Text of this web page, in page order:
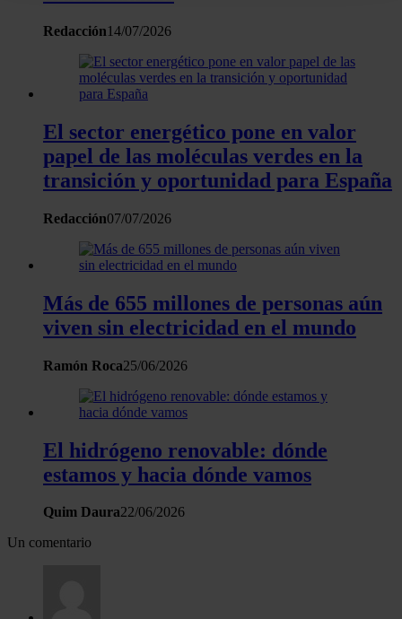
Obtenga más información sobre cómo se procesan sus
sección de datos. Puede cambiar o retirar su
consentimiento en cualquier momento en la Declaración
Las cookies de este sitio web se usan para personalizar
el contenido y los anuncios, ofrecer funciones de redes
información sobre el uso que haga del sitio web con
nuestros partners de redes sociales, publicidad y análisis
web, quienes pueden combinarla con otra información
partir del uso que haya hecho de sus servicios.
Redacción14/07/2026
El sector energético pone en valor
papel de las moléculas verdes en la
transición y oportunidad para España
Redacción07/07/2026
Más de 655 millones de personas aún
viven sin electricidad en el mundo
Ramón Roca25/06/2026
El hidrógeno renovable: dónde
estamos y hacia dónde vamos
Quim Daura22/06/2026
Un comentario